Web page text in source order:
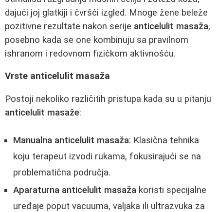
dajući joj glatkiji i čvršći izgled. Mnoge žene beleže
pozitivne rezultate nakon serije anticelulit masaža,
posebno kada se one kombinuju sa pravilnom
ishranom i redovnom fizičkom aktivnošću.
Vrste anticelulit masaža
Postoji nekoliko različitih pristupa kada su u pitanju
anticelulit masaže:
Manualna anticelulit masaža: Klasična tehnika
koju terapeut izvodi rukama, fokusirajući se na
problematična područja.
Aparaturna anticelulit masaža koristi specijalne
uređaje poput vacuuma, valjaka ili ultrazvuka za